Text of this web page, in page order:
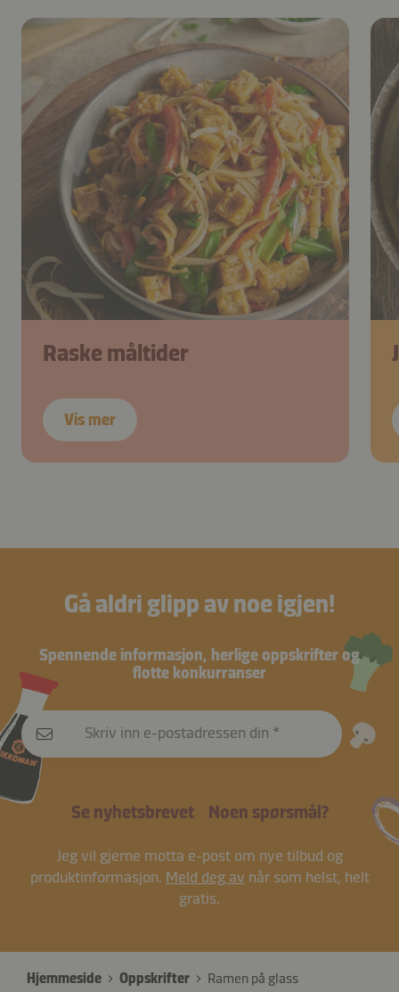
Raske måltider
Vis mer
Gå aldri glipp av noe igjen!
Spennende informasjon, herlige oppskrifter og
flotte konkurranser
Skriv inn e-postadressen din
Se nyhetsbrevet Noen spørsmål?
Jeg vil gjerne motta e-post om nye tilbud og
produktinformasjon. Meld deg av når som helst, helt
gratis.
Hjemmeside Oppskrifter Ramen på glass